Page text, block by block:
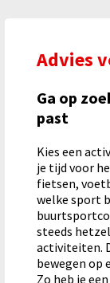
Advies
Ga op
past
Kies een
je tijd voor
fietsen,
welke sport
steeds
activiteiten.
bewegen op
Zo heb je